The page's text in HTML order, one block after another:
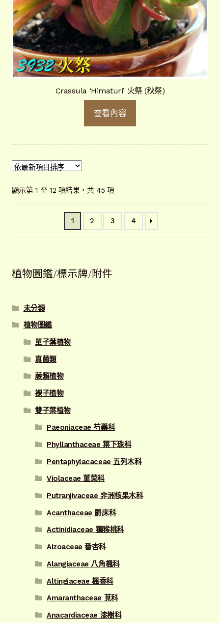
Crassula ‘Himaturi’ 火祭 (秋祭)
查看內容
顯示第 1 至 12 項結果，共 45 項依
新
項
1 2 3 4
植物圖鑑/標示牌/附件
未分類
植物圖鑑
單子葉植物
真菌類
蕨類植物
裸子植物
雙子葉植物
Paeoniaceae 芍藥科
Phyllanthaceae 葉下珠科
Pentaphylacaceae 五列木科
Violaceae 菫菜科
Putranjivaceae 非洲核果木科
Acanthaceae 爵床科
Actinidiaceae 獼猴桃科
Aizoaceae 番杏科
Alangiaceae 八角楓科
Altingiaceae 楓香科
Amaranthaceae 莧科
Anacardiaceae 漆樹科